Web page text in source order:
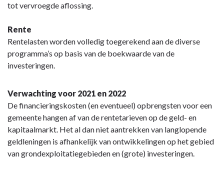
tot vervroegde aflossing.
Rente
Rentelasten worden volledig toegerekend aan de diverse
programma’s op basis van de boekwaarde van de
investeringen.
Verwachting voor 2021 en 2022
De financieringskosten (en eventueel) opbrengsten voor een
gemeente hangen af van de rentetarieven op de geld- en
kapitaalmarkt. Het al dan niet aantrekken van langlopende
geldleningen is afhankelijk van ontwikkelingen op het gebied
van grondexploitatiegebieden en (grote) investeringen.